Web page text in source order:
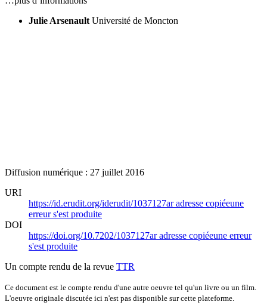
Julie Arsenault Université de Moncton
Diffusion numérique : 27 juillet 2016
URI
https://id.erudit.org/iderudit/1037127aradresse copiéeune
erreur s'est produite
DOI
https://doi.org/10.7202/1037127aradresse copiéeune erreur
s'est produite
Un compte rendu de la revue TTR
Ce document est le compte rendu d'une autre oeuvre tel qu'un livre ou un film.
L'oeuvre originale discutée ici n'est pas disponible sur cette plateforme.